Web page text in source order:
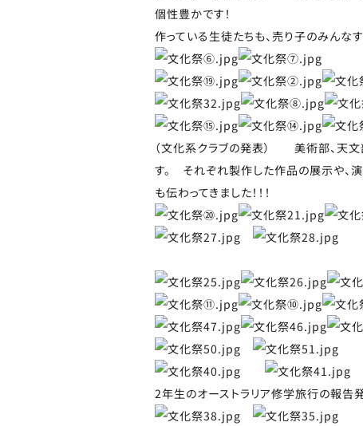
個性豊かです！
作っている生徒たちも、売り子のみんなす
（文化系クラブの発表） 美術部、天文
す。 それぞれ製作した作品の展示や、
も伝わってきました！！！
2年生のオーストラリア修学旅行の報告